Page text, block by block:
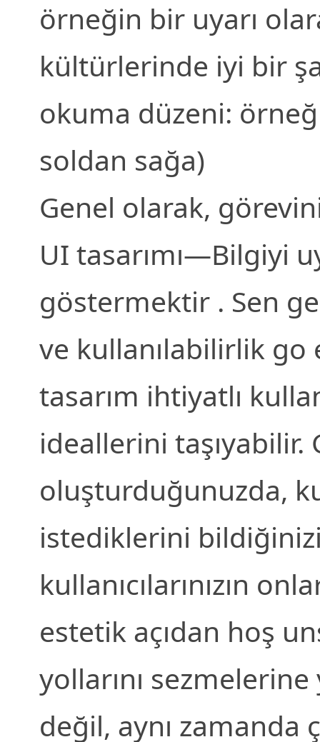
örneğin bir uyarı
kültürlerinde iyi bir
okuma düzeni:
soldan sağa)
Genel olarak,
UI tasarımı—Bilgiyi
göstermektir . Sen
ve kullanılabilirlik go
tasarım ihtiyatlı
ideallerini
oluşturduğunuzda,
istediklerini
kullanıcılarınızın
estetik açıdan hoş
yollarını
değil, aynı zamanda